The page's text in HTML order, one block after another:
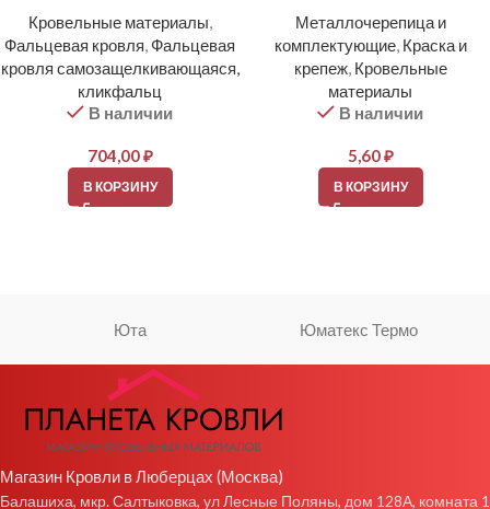
Кровельные материалы,
Фальцевая кровля, Фальцевая
кровля самозащелкивающаяся,
кликфальц
В наличии
704,00₽
В КОРЗИНУ
Металлочерепица и
комплектующие, Краска и
крепеж, Кровельные
материалы
В наличии
5,60₽
В КОРЗИНУ
Юта Юматекс Термо
Магазин Кровли в Люберцах (Москва)
Балашиха, мкр. Салтыковка, ул Лесные Поляны, дом 128А, комната 1